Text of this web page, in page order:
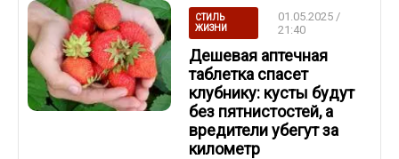
СТИЛЬ
ЖИЗНИ
01.05.2025 /
21:40
Дешевая аптечная
таблетка спасет
клубнику: кусты будут
без пятнистостей, а
вредители убегут за
километр